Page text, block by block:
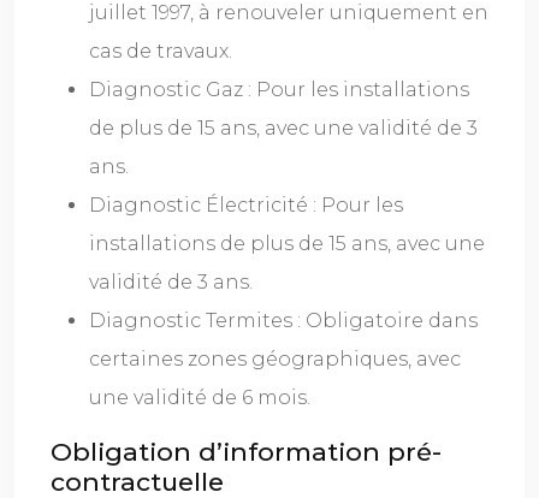
juillet 1997, à renouveler uniquement en
cas de travaux.
Diagnostic Gaz : Pour les installations
de plus de 15 ans, avec une validité de 3
ans.
Diagnostic Électricité : Pour les
installations de plus de 15 ans, avec une
validité de 3 ans.
Diagnostic Termites : Obligatoire dans
certaines zones géographiques, avec
une validité de 6 mois.
Obligation d’information pré-
contractuelle